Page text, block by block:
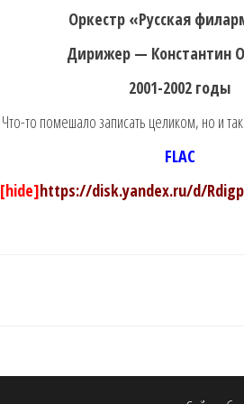
Оркестр «Русская
Дирижер — Константин
2001-2002 годы
Что-то помешало записать целиком, но и
FLAC
[hide]https://disk.yandex.ru/d/